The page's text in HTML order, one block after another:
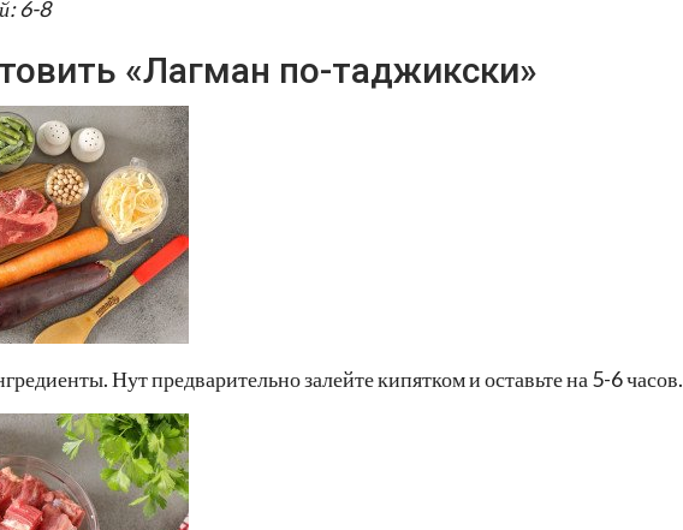
6-8
«Лагман по-таджикски»
Нут предварительно залейте кипятком и оставьте на 5-6 часов.